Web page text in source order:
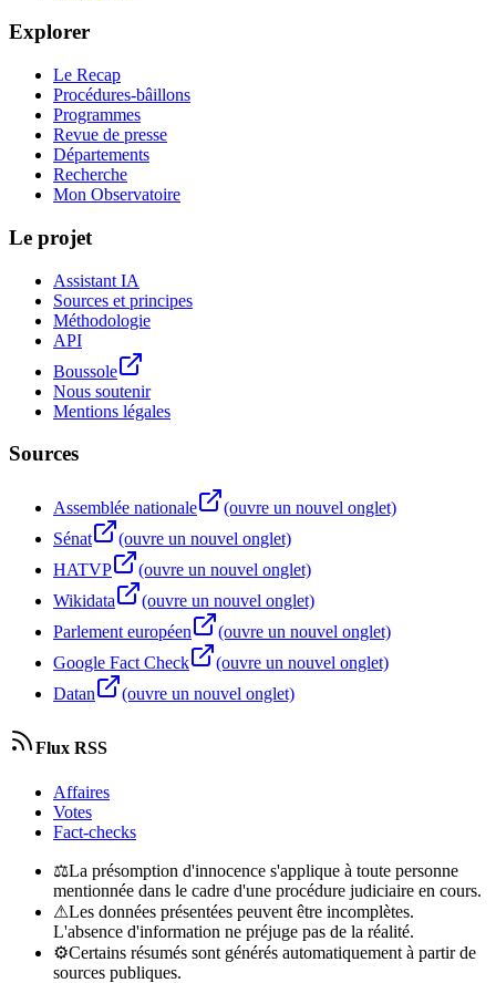
Explorer
Le Recap
Procédures-bâillons
Programmes
Revue de presse
Départements
Recherche
Mon Observatoire
Le projet
Assistant IA
Sources et principes
Méthodologie
API
Boussole
Nous soutenir
Mentions légales
Sources
Assemblée nationale
(ouvre un nouvel onglet)
Sénat
(ouvre un nouvel onglet)
HATVP
(ouvre un nouvel onglet)
Wikidata
(ouvre un nouvel onglet)
Parlement européen
(ouvre un nouvel onglet)
Google Fact Check
(ouvre un nouvel onglet)
Datan
(ouvre un nouvel onglet)
Flux RSS
Affaires
Votes
Fact-checks
⚖La présomption d'innocence s'applique à toute personne
mentionnée dans le cadre d'une procédure judiciaire en cours.
⚠Les données présentées peuvent être incomplètes.
L'absence d'information ne préjuge pas de la réalité.
⚙Certains résumés sont générés automatiquement à partir de
sources publiques.